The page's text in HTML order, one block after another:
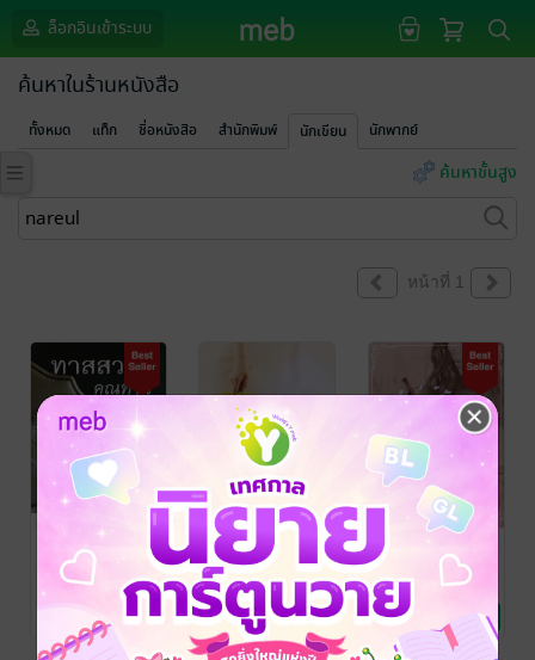
ล็อกอินเข้าระบบ
ค้นหาในร้านหนังสือ
ทั้งหมด แท็ก ชื่อหนังสือ สำนักพิมพ์ นักเขียน นักพากย์
ค้นหาขั้นสูง
หน้าที่ 1
ทาสสวาทคุณ
ท่าน
Nareul
นิยายโรมานซ์
เล่ห์รักวิวาห์ร้อน
Nareul
นิยายโรมานซ์
3 Rating
เล่ห์รักบริสุทธิ์
nareul
/ Nareul
นิยายโรมานซ์
13 Rating